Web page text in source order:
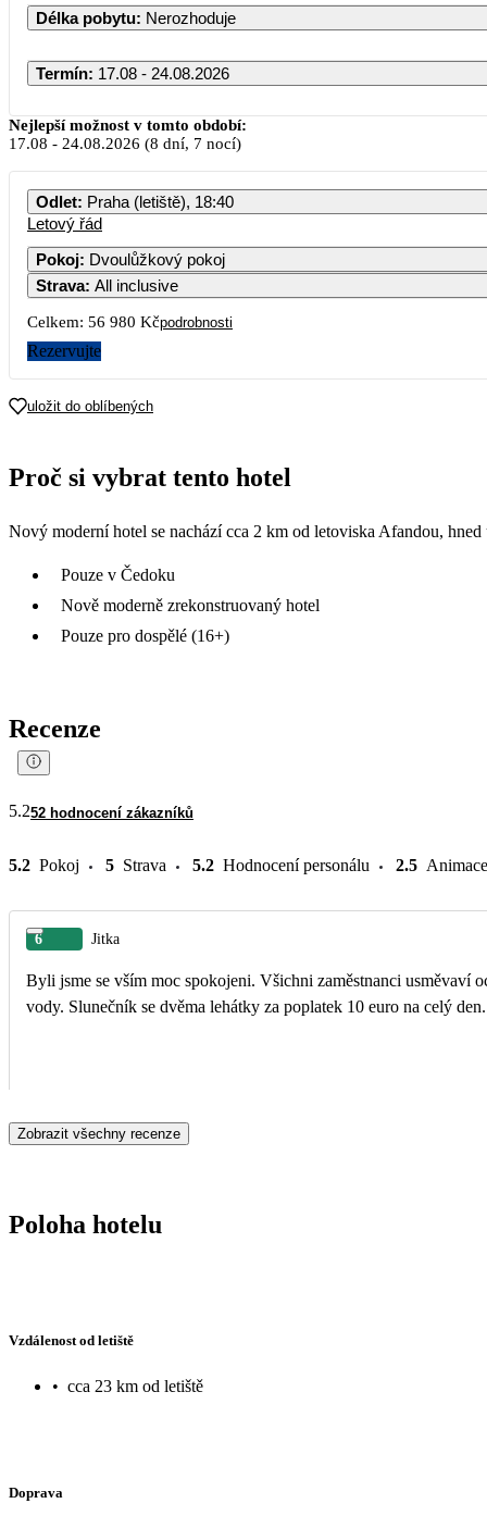
Délka pobytu: Nerozhoduje
Termín: 17.08 - 24.08.2026
Nejlepší možnost v tomto období:
17.08 - 24.08.2026 (8 dní, 7 nocí)
Odlet: Praha (letiště), 18:40
Letový řád
Pokoj: Dvoulůžkový pokoj
Strava: All inclusive
Celkem: 56 980 Kčpodrobnosti
Rezervujte
uložit do oblíbených
Proč si vybrat tento hotel
Nový moderní hotel se nachází cca 2 km od letoviska Afandou,
Pouze v Čedoku
Nově moderně zrekonstruovaný hotel
Pouze pro dospělé (16+)
Recenze
5.252 hodnocení zákazníků
5.2 Pokoj 5 Strava 5.2 Hodnocení personálu 2.5 Animace
6 Jitka
Byli jsme se vším moc spokojeni. Všichni zaměstnanci usměvaví
vody. Slunečník se dvěma lehátky za poplatek 10 euro na celý den.
Zobrazit všechny recenze
Poloha hotelu
Vzdálenost od letiště
• cca 23 km od letiště
Doprava